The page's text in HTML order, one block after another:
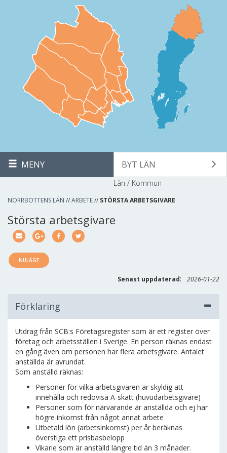
MENY BYT LÄN
Län / Kommun
NORRBOTTENS LÄN //ARBETE// STÖRSTA ARBETSGIVARE
Största arbetsgivare
NULÄGE
Senast uppdaterad: 2026-01-22
Förklaring
Utdrag från SCB:s Företagsregister som är ett register över
företag och arbetsställen i Sverige. En person räknas endast
en gång även om personen har flera arbetsgivare. Antalet
anställda är avrundat.
Som anställd räknas:
Personer för vilka arbetsgivaren är skyldig att
innehålla och redovisa A-skatt (huvudarbetsgivare)
Personer som för närvarande är anställda och ej har
högre inkomst från något annat arbete
Utbetald lön (arbetsinkomst) per år beräknas
överstiga ett prisbasbelopp
Vikarie som är anställd längre tid än 3 månader.